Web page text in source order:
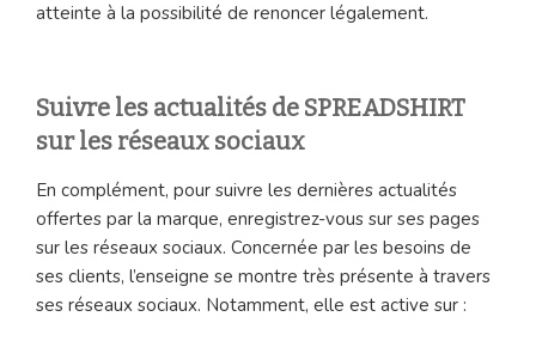
atteinte à la possibilité de renoncer légalement.
Suivre les actualités de SPREADSHIRT
sur les réseaux sociaux
En complément, pour suivre les dernières actualités
offertes par la marque, enregistrez-vous sur ses pages
sur les réseaux sociaux. Concernée par les besoins de
ses clients, l’enseigne se montre très présente à travers
ses réseaux sociaux. Notamment, elle est active sur :